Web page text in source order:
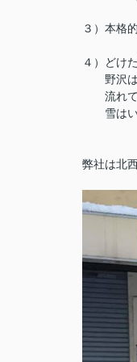
３）本格
４）どけ
野沢は
流れて
雪はい
弊社は北